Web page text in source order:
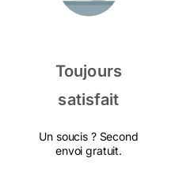
Toujours
satisfait
Un soucis ? Second
envoi gratuit.